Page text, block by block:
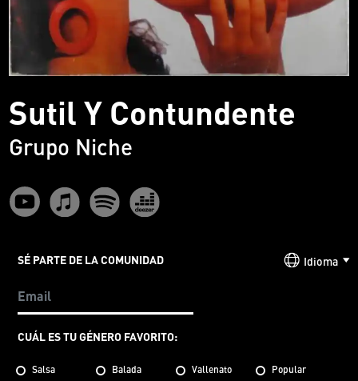
Sutil Y Contundente
Grupo Niche
SÉ PARTE DE LA COMUNIDAD
CUÁL ES TU GÉNERO FAVORITO:
Salsa Balada Vallenato Popular
Idioma